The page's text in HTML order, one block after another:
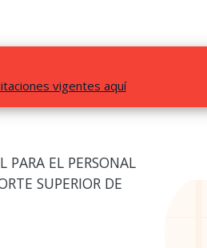
vigentes aquí
EL PERSONAL
SUPERIOR DE